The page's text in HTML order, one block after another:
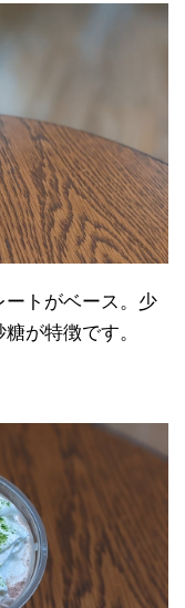
ートがベース。少
が特徴です。